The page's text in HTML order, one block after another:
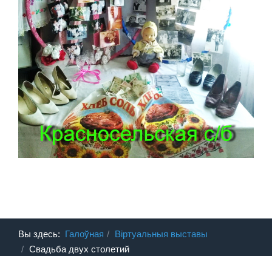
Вы здесь: Галоўная
Віртуальныя выставы
Свадьба двух столетий